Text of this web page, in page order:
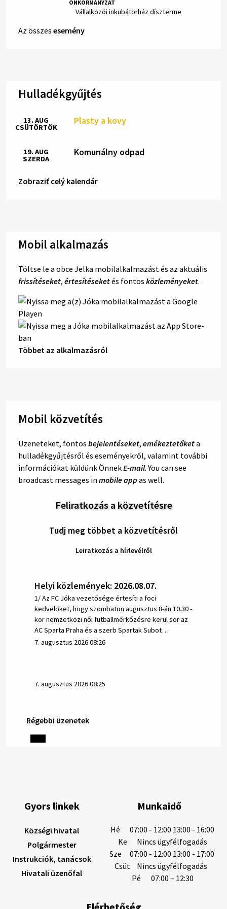
ÖNKORMÁNYZAT
Hely:
Vállalkozói inkubátorház díszterme
Az összes esemény
Hulladékgyűjtés
Plasty a kovy
13. AUG
CSÜTÖRTÖK
Komunálny odpad
19. AUG
SZERDA
Zobraziť celý kalendár
Mobil alkalmazás
Töltse le a obce Jelka mobilalkalmazást és az aktuális
frissítéseket, értesítéseketés fontos közleményeket.
Többet az alkalmazásról
Mobil közvetítés
Üzeneteket, fontos bejelentéseket, emékeztetőketa
hulladékgyűjtésről és eseményekről, valamint további
információkat küldünk ÖnnekE-mail. You can see
broadcast messages in mobile app as well.
Feliratkozás a közvetítésre
Tudj meg többet a közvetítésről
Leiratkozás a hírlevélről
Helyi közlemények: 2026.08.07.
1/ Az FC Jóka vezetősége értesíti a foci
kedvelőket, hogy szombaton augusztus 8-án 10.30 -
kor nemzetközi női futballmérkőzésre kerül sor az
AC Sparta Praha és a szerb Spartak Subot…
7. augusztus 2026 08:26
7. augusztus 2026 08:25
Helyi közlemények: 2026.08.06.
1/ AZ IVÓVÍZ NEM MAGÁTÓL ÉRTETŐDŐ. A tartós
Helyi közlemények: 2026.08.05.
Gyászhirdetés: 2026.08.05. 1/ Tisztelt Lakosság!
temetési szertartás 2026. augusztus …
Régebbi üzenetek
Gyors linkek
Községi hivatal
Polgármester
Instrukciók, tanácsok
Hivatali üzenőfal
Munkaidő
Hé
07:00 - 12:00 13:00 - 16:00
Ke
Nincs ügyfélfogadás
Sze
07:00 - 12:00 13:00 - 17:00
Csüt
Nincs ügyfélfogadás
Pé
07:00 – 12:30